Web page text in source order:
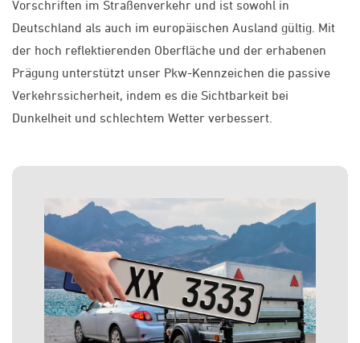
Vorschriften im Straßenverkehr und ist sowohl in
Deutschland als auch im europäischen Ausland gültig. Mit
der hoch reflektierenden Oberfläche und der erhabenen
Prägung unterstützt unser Pkw-Kennzeichen die passive
Verkehrssicherheit, indem es die Sichtbarkeit bei
Dunkelheit und schlechtem Wetter verbessert.